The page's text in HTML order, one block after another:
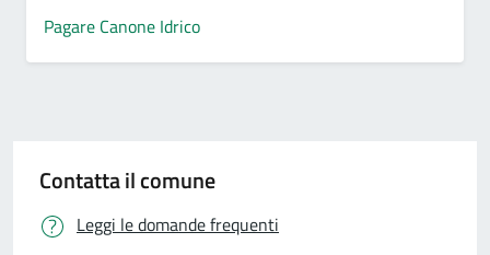
Pagare Canone Idrico
Contatta il comune
Leggi le domande frequenti